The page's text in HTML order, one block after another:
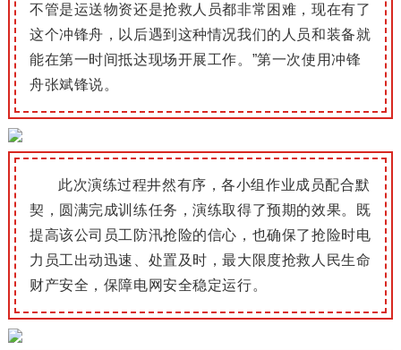
不管是运送物资还是抢救人员都非常困难，现在有了
这个冲锋舟，以后遇到这种情况我们的人员和装备就
能在第一时间抵达现场开展工作。”第一次使用冲锋
舟张斌锋说。
此次演练过程井然有序，各小组作业成员配合默
契，圆满完成训练任务，演练取得了预期的效果。
既
提高该公司员工防汛抢险的信心，也确保了抢险时电
力员工出动迅速、处置及时，最大限度抢救人民生命
财产安全，保障电网安全稳定运行。